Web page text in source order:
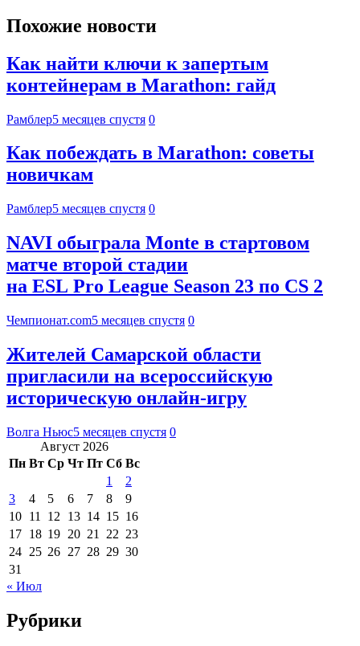
Похожие новости
Как найти ключи к запертым
контейнерам в Marathon: гайд
Рамблер5 месяцев спустя 0
Как побеждать в Marathon: советы
новичкам
Рамблер5 месяцев спустя 0
NAVI обыграла Monte в стартовом
матче второй стадии
на ESL Pro League Season 23 по CS 2
Чемпионат.com5 месяцев спустя 0
Жителей Самарской области
пригласили на всероссийскую
историческую онлайн-игру
Волга Ньюс5 месяцев спустя 0
Август 2026
Пн Вт Ср Чт Пт Сб Вс
1
2
3
4 5 6 7 8
9
10 11 12 13 14 15 16
17 18 19 20 21 22 23
24 25 26 27 28 29 30
31
« Июл
Рубрики